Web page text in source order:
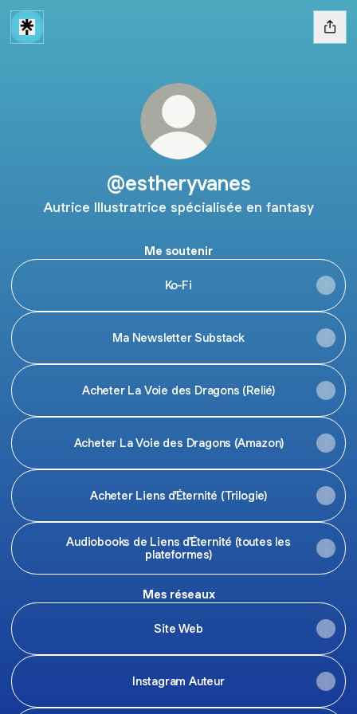
@estheryvanes
Autrice Illustratrice spécialisée en fantasy
Me soutenir
Ko-Fi
Ma Newsletter Substack
Acheter La Voie des Dragons (Relié)
Acheter La Voie des Dragons (Amazon)
Acheter Liens d'Éternité (Trilogie)
Audiobooks de Liens d'Éternité (toutes les
plateformes)
Mes réseaux
Site Web
Instagram Auteur